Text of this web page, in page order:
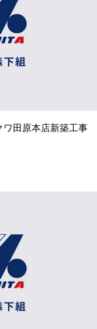
ワ田原本店新築工事